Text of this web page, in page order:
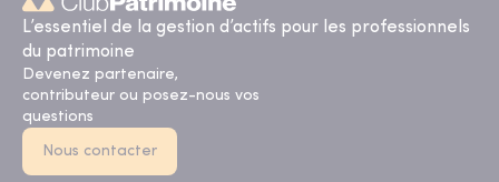
L’essentiel de la gestion d’actifs pour les professionnels
du patrimoine
Devenez partenaire,
contributeur ou posez-nous vos
questions
Nous contacter